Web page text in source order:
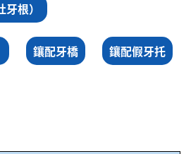
根）
鑲配牙橋 鑲配假牙托